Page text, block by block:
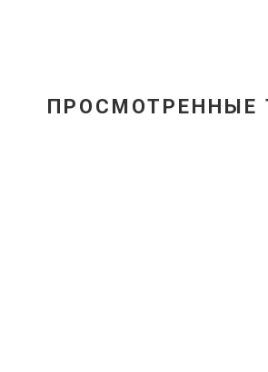
ПРОСМОТРЕННЫЕ